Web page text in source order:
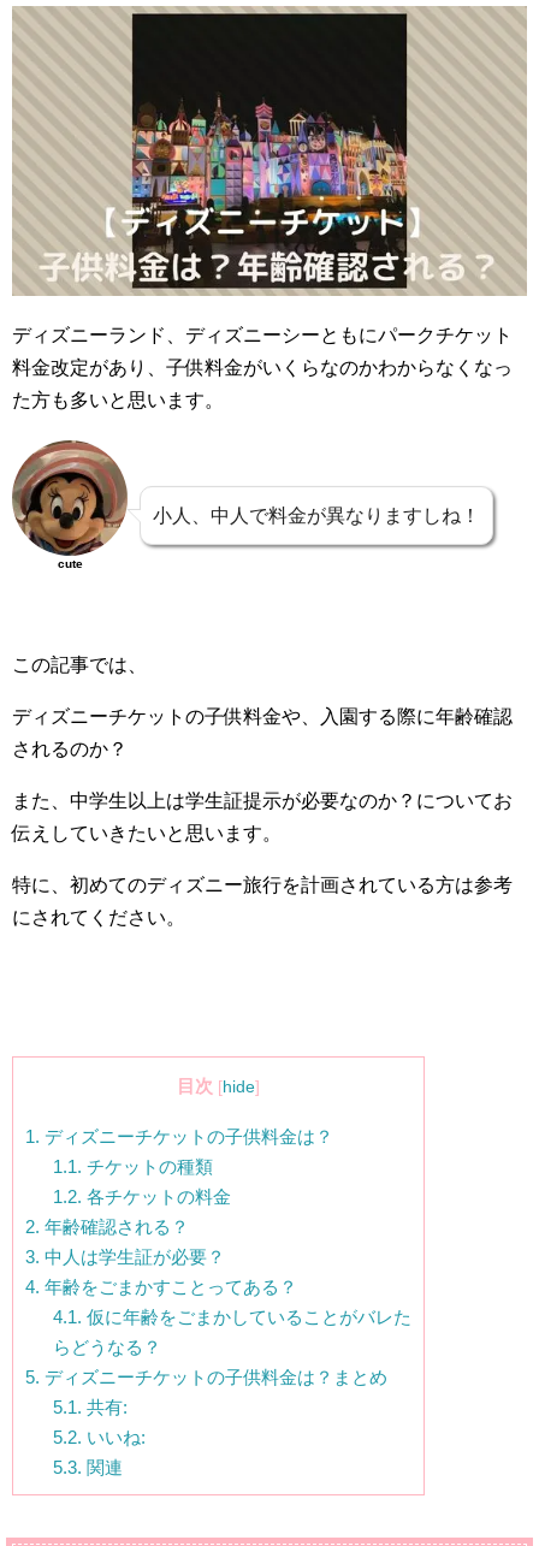
ディズニーランド、ディズニーシーともにパークチケット
料金改定があり、子供料金がいくらなのかわからなくなっ
た方も多いと思います。
cute
小人、中人で料金が異なりますしね！
この記事では、
ディズニーチケットの子供料金や、入園する際に年齢確認
されるのか？
また、中学生以上は学生証提示が必要なのか？についてお
伝えしていきたいと思います。
特に、初めてのディズニー旅行を計画されている方は参考
にされてください。
目次 [hide]
1. ディズニーチケットの子供料金は？
1.1. チケットの種類
1.2. 各チケットの料金
2. 年齢確認される？
3. 中人は学生証が必要？
4. 年齢をごまかすことってある？
4.1. 仮に年齢をごまかしていることがバレた
らどうなる？
5. ディズニーチケットの子供料金は？まとめ
5.1. 共有:
5.2. いいね:
5.3. 関連